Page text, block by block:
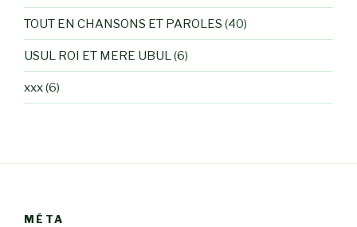
TOUT EN CHANSONS ET PAROLES (40)
USUL ROI ET MERE UBUL(6)
xxx(6)
MÉTA